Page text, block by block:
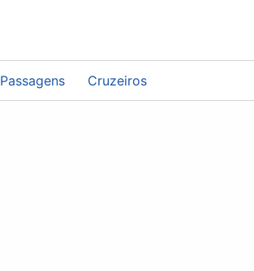
Passagens Cruzeiros